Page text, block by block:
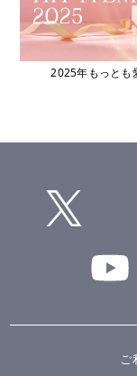
2025年もっとも
ご